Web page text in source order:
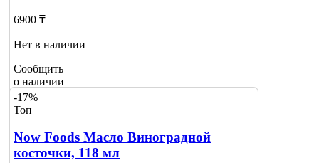
6900 ₸
Нет в наличии
Сообщить
о наличии
-17%
Топ
Now Foods Масло Виноградной
косточки, 118 мл